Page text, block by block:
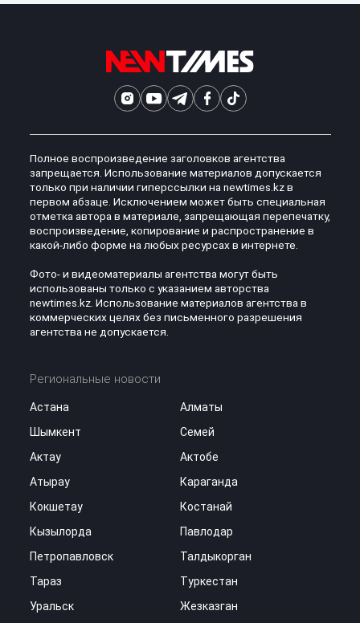
Полное воспроизведение заголовков агентства
запрещается. Использование материалов допускается
только при наличии гиперссылки на newtimes.kz в
первом абзаце. Исключением может быть специальная
отметка автора в материале, запрещающая перепечатку,
воспроизведение, копирование и распространение в
какой-либо форме на любых ресурсах в интернете.
Фото- и видеоматериалы агентства могут быть
использованы только с указанием авторства
newtimes.kz. Использование материалов агентства в
коммерческих целях без письменного разрешения
агентства не допускается.
Региональные новости
Астана
Алматы
Шымкент
Семей
Актау
Актобе
Атырау
Караганда
Кокшетау
Костанай
Кызылорда
Павлодар
Петропавловск
Талдыкорган
Тараз
Туркестан
Уральск
Жезказган